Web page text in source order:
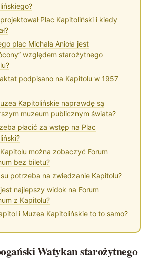
Plac Kapitoliński i kiedy
plac Michała Anioła jest
względem starożytnego
podpisano na Kapitolu w 1957
Kapitolińskie naprawdę są
muzeum publicznym świata?
płacić za wstęp na Plac
można zobaczyć Forum
bez biletu?
potrzeba na zwiedzanie Kapitolu?
najlepszy widok na Forum
z Kapitolu?
i Muzea Kapitolińskie to to samo?
Watykan starożytnego